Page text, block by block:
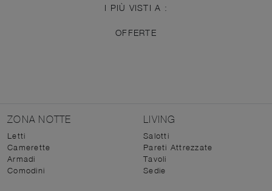
I PIÙ VISTI A :
OFFERTE
ZONA NOTTE
Letti
Camerette
Armadi
Comodini
LIVING
Salotti
Pareti Attrezzate
Tavoli
Sedie